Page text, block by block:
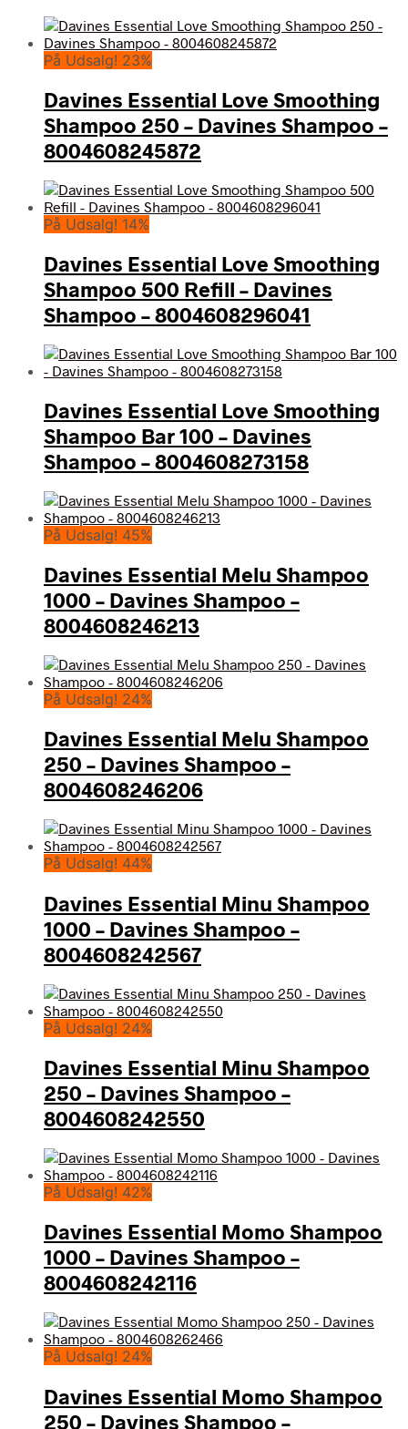
På Udsalg! 23%
Davines Essential Love Smoothing
Shampoo 250 – Davines Shampoo –
8004608245872
På Udsalg! 14%
Davines Essential Love Smoothing
Shampoo 500 Refill – Davines
Shampoo – 8004608296041
Davines Essential Love Smoothing
Shampoo Bar 100 – Davines
Shampoo – 8004608273158
På Udsalg! 45%
Davines Essential Melu Shampoo
1000 – Davines Shampoo –
8004608246213
På Udsalg! 24%
Davines Essential Melu Shampoo
250 – Davines Shampoo –
8004608246206
På Udsalg! 44%
Davines Essential Minu Shampoo
1000 – Davines Shampoo –
8004608242567
På Udsalg! 24%
Davines Essential Minu Shampoo
250 – Davines Shampoo –
8004608242550
På Udsalg! 42%
Davines Essential Momo Shampoo
1000 – Davines Shampoo –
8004608242116
På Udsalg! 24%
Davines Essential Momo Shampoo
250 – Davines Shampoo –